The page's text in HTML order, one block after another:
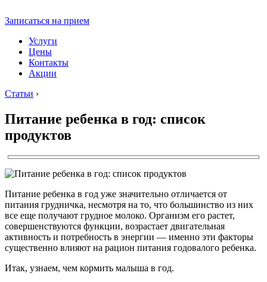
Записаться на прием
Услуги
Цены
Контакты
Акции
Статьи ›
Питание ребенка в год: список
продуктов
Питание ребенка в год уже значительно отличается от
питания грудничка, несмотря на то, что большинство из них
все еще получают грудное молоко. Организм его растет,
совершенствуются функции, возрастает двигательная
активность и потребность в энергии — именно эти факторы
существенно влияют на рацион питания годовалого ребенка.
Итак, узнаем, чем кормить малыша в год.